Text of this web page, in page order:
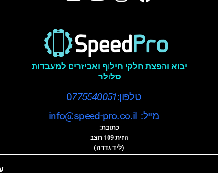
יבוא והפצת חלקי חילוף ואביזרים למעבדות
סלולר
טלפון:0775540051
מייל: info@speed-pro.co.il
כתובת:
הזית 109 חצב
(ליד גדרה)